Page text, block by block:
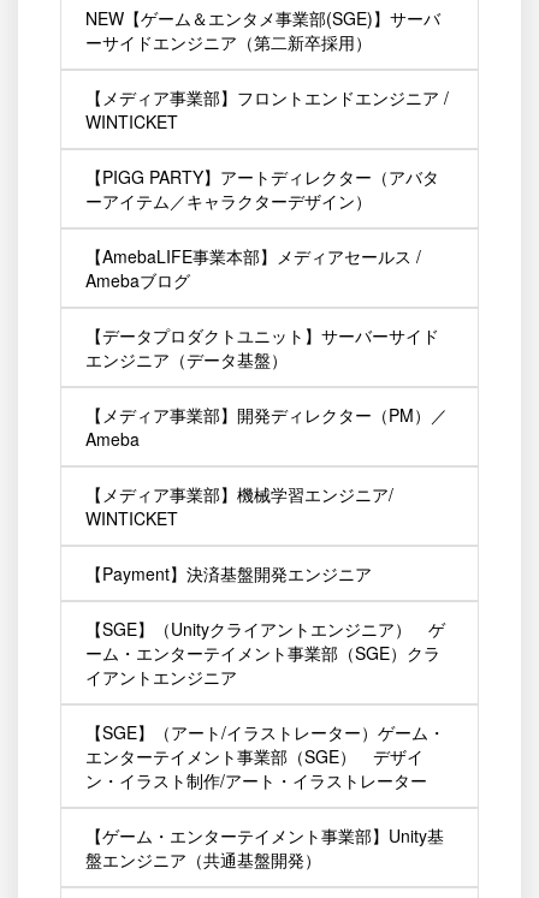
NEW【ゲーム＆エンタメ事業部(SGE)】サーバ
ーサイドエンジニア（第二新卒採用）
【メディア事業部】フロントエンドエンジニア /
WINTICKET
【PIGG PARTY】アートディレクター（アバタ
ーアイテム／キャラクターデザイン）
【AmebaLIFE事業本部】メディアセールス /
Amebaブログ
【データプロダクトユニット】サーバーサイド
エンジニア（データ基盤）
【メディア事業部】開発ディレクター（PM）／
Ameba
【メディア事業部】機械学習エンジニア/
WINTICKET
【Payment】決済基盤開発エンジニア
【SGE】（Unityクライアントエンジニア） ゲ
ーム・エンターテイメント事業部（SGE）クラ
イアントエンジニア
【SGE】（アート/イラストレーター）ゲーム・
エンターテイメント事業部（SGE） デザイ
ン・イラスト制作/アート・イラストレーター
【ゲーム・エンターテイメント事業部】Unity基
盤エンジニア（共通基盤開発）